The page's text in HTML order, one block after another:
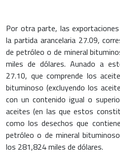
Por otra parte, las
la partida arancelaria 27.09,
de petróleo o de mineral
miles de dólares. Aunado a
27.10, que comprende los
bituminoso (excluyendo los
con un contenido igual o
aceites (en las que estos
como los desechos que
petróleo o de mineral
los 281,824 miles de dólares.